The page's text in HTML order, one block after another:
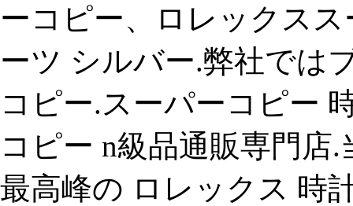
ーコピー、ロレックス
ーツ シルバー.弊社では
コピー.スーパーコピー
コピー n級品通販専門店
最高峰の ロレックス 時